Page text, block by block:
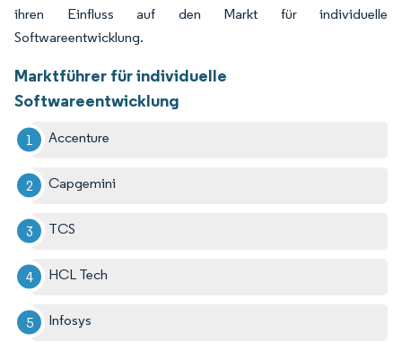
ihren Einfluss auf den Markt für individuelle
Softwareentwicklung.
Marktführer für individuelle
Softwareentwicklung
Accenture
Capgemini
TCS
HCL Tech
Infosys